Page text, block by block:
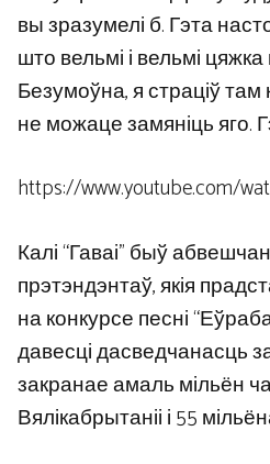
вы зразумелі б. Гэта
што вельмі і вельмі
Безумоўна, я страціў
не можаце замяніць яго.
https://www.youtube.com/
Калі “Гаваі” быў
прэтэндэнтаў, якія
на конкурсе песні
давесці дасведчанасць
закранае амаль мільён
Вялікабрытаніі і 55